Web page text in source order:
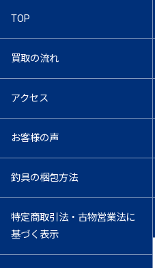
TOP
買取の流れ
アクセス
お客様の声
釣具の梱包方法
特定商取引法・古物営業法に
基づく表示